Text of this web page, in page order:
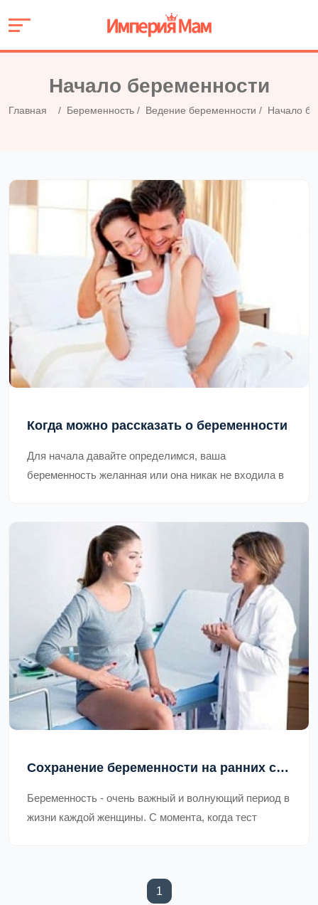
Начало беременности
Главная Беременность Ведение беременности Начало
Когда можно рассказать о беременности
Для начала давайте определимся, ваша
беременность желанная или она никак не входила в
Сохранение беременности на ранних сроках
Беременность - очень важный и волнующий период в
жизни каждой женщины. С момента, когда тест
1
(current)